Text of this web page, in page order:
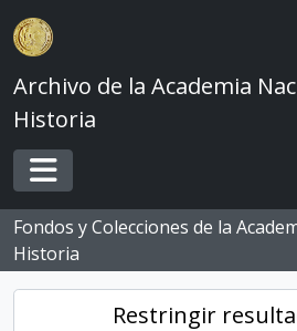
Skip to main content
Archivo de la Academia
Historia
Toggle navigation
Fondos y Colecciones de la
Historia
Restringir